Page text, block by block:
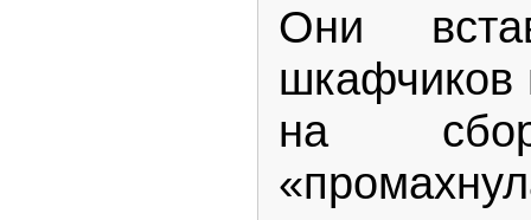
Они
шкафчиков
на